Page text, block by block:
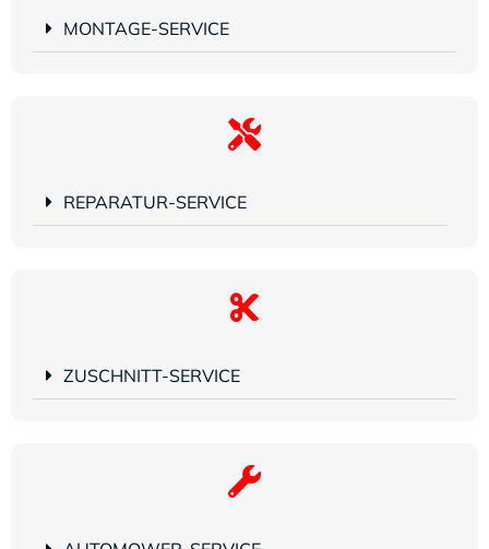
MONTAGE-SERVICE
REPARATUR-SERVICE
ZUSCHNITT-SERVICE